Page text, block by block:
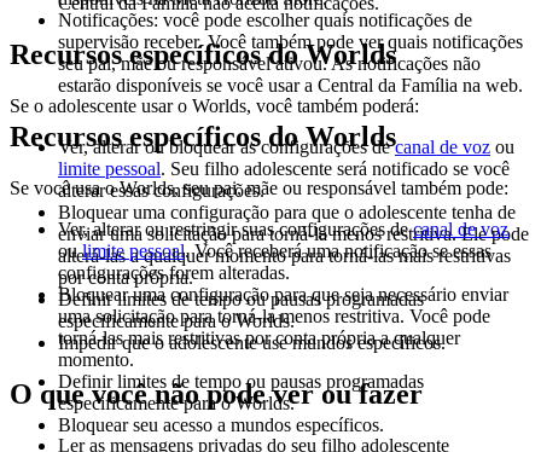
Recursos específicos do Worlds
Se o adolescente usar o Worlds, você também poderá:
Ver, alterar ou bloquear as configurações decanal de voz ou
limite pessoal. Seu filho adolescente será notificado se você
alterar essas configurações.
Bloquear uma configuração para que o adolescente tenha de
enviar uma solicitação para torná-la menos restritiva. Ele pode
alterá-las a qualquer momento para torná-las mais restritivas
por conta própria.
Definir limites de tempo ou pausas programadas
especificamente para o Worlds.
Impedir que o adolescente use mundos específicos.
O que você não pode ver ou fazer
Ler as mensagens privadas do seu filho adolescente
Notificações: você pode escolher quais notificações de
supervisão receber. Você também pode ver quais notificações
seu pai, mãe ou responsável ativou. As notificações não
estarão disponíveis se você usar a Central da Família na web.
Recursos específicos do Worlds
Se você usa o Worlds, seu pai, mãe ou responsável também pode:
Ver, alterar ou restringir suas configurações decanal de voz
oulimite pessoal. Você receberá uma notificação se essas
configurações forem alteradas.
Bloquear uma configuração para que seja necessário enviar
uma solicitação para torná-la menos restritiva. Você pode
torná-las mais restritivas por conta própria a qualquer
momento.
Definir limites de tempo ou pausas programadas
especificamente para o Worlds.
Bloquear seu acesso a mundos específicos.